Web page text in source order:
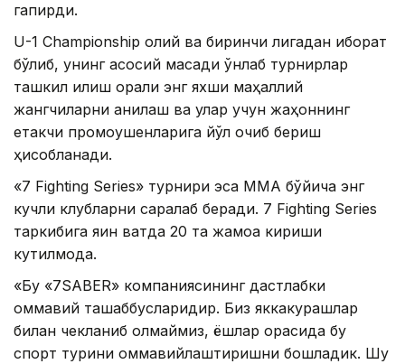
гапирди.
U-1 Championship олий ва биринчи лигадан иборат
бўлиб, унинг асосий мақсади ўнлаб турнирлар
ташкил қилиш орқали энг яхши маҳаллий
жангчиларни аниқлаш ва улар учун жаҳоннинг
етакчи промоушенларига йўл очиб бериш
ҳисобланади.
«7 Fighting Series» турнири эса ММА бўйича энг
кучли клубларни саралаб беради. 7 Fighting Series
таркибига яқин вақтда 20 та жамоа кириши
кутилмоқда.
«Бу «7SABER» компаниясининг дастлабки
оммавий ташаббусларидир. Биз яккакурашлар
билан чекланиб қолмаймиз, ёшлар орасида бу
спорт турини оммавийлаштиришни бошладик. Шу